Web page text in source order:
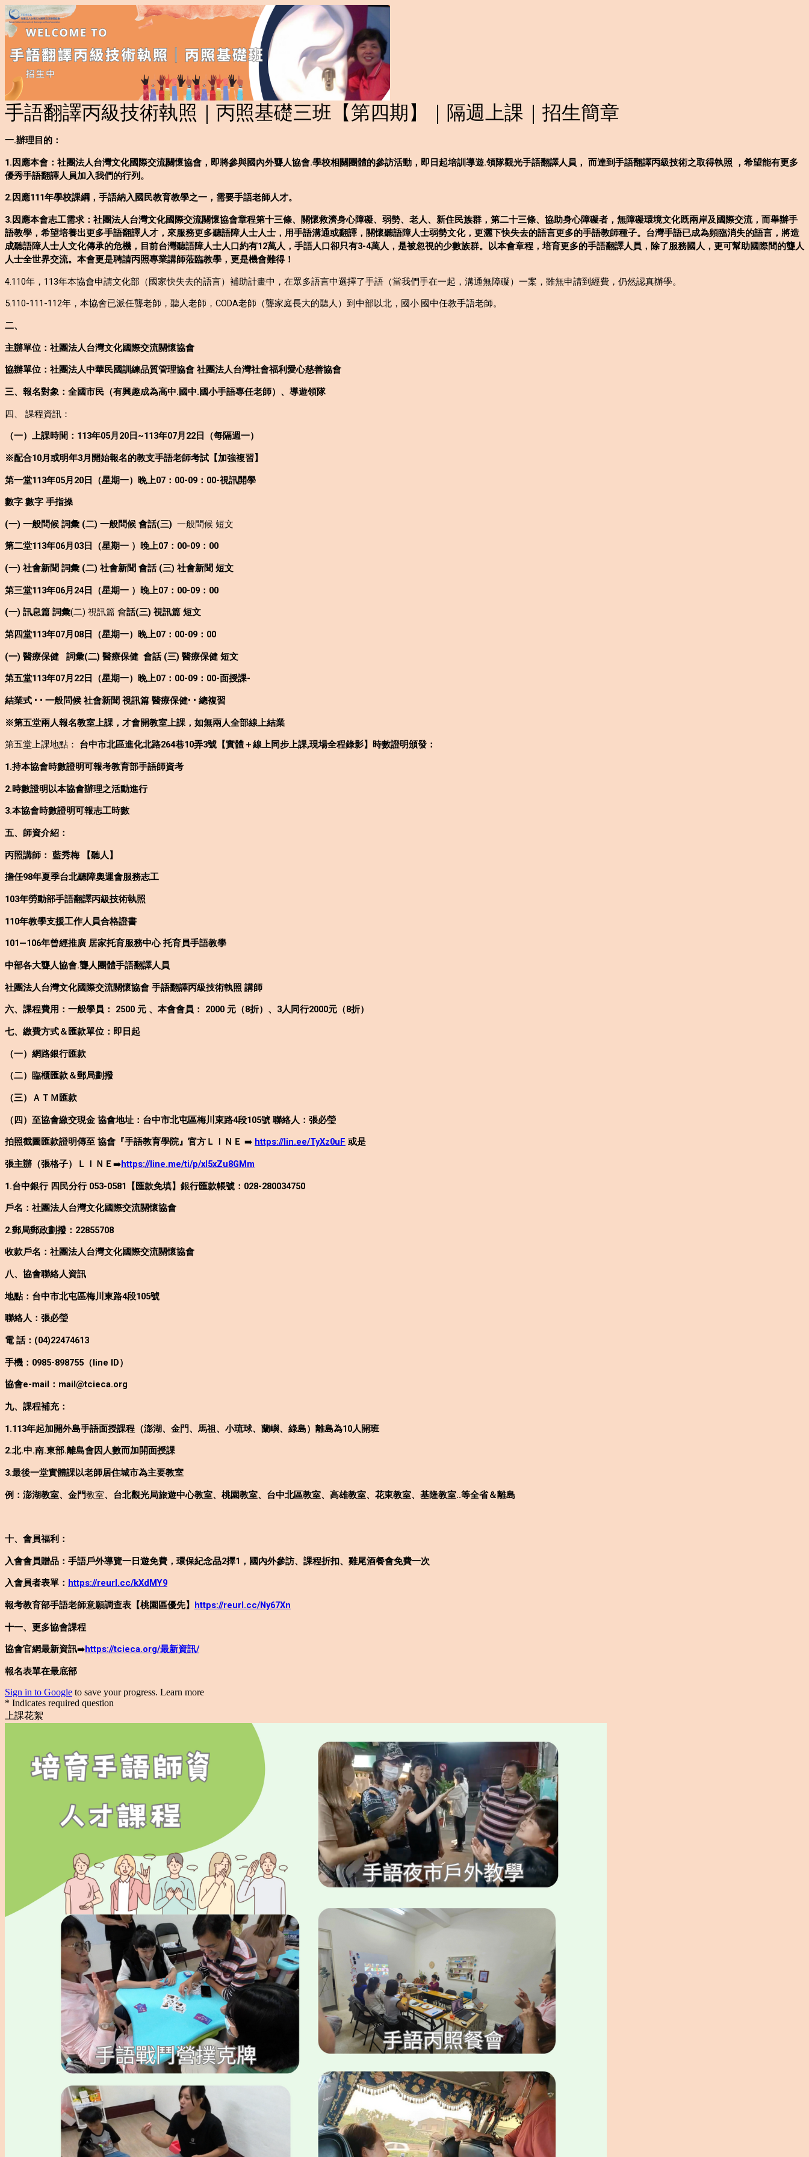
手語翻譯丙級技術執照｜丙照基礎三班【第四期】｜隔週上課｜招生簡章
一.辦理目的：
1.因應本會：社團法人台灣文化國際交流關懷協會，即將參與國內外聾人協會.學校相關團體的參訪活動，即日起培訓導遊.領隊觀光手語翻譯人員， 而達到手語翻譯丙級技術之取得執照 ，希望能有更多
優秀手語翻譯人員加入我們的行列。
2.因應111年學校課綱，手語納入國民教育教學之一，需要手語老師人才。
3.因應本會志工需求：社團法人台灣文化國際交流關懷協會章程第十三條、關懷救濟身心障礙、弱勢、老人、新住民族群，第二十三條、協助身心障礙者，無障礙環境文化既兩岸及國際交流，而舉辦手
語教學，希望培養出更多手語翻譯人才，來服務更多聽語障人士人士，用手語溝通或翻譯，關懷聽語障人士弱勢文化，更灑下快失去的語言更多的手語教師種子。台灣手語已成為頻臨消失的語言，將造
成聽語障人士人文化傳承的危機，目前台灣聽語障人士人口約有12萬人，手語人口卻只有3-4萬人，是被忽視的少數族群。以本會章程，培育更多的手語翻譯人員，除了服務國人，更可幫助國際間的聾人
人士全世界交流。本會更是聘請丙照專業講師蒞臨教學，更是機會難得！
4.110年，113年本協會申請文化部（國家快失去的語言）補助計畫中，在眾多語言中選擇了手語（當我們手在一起，溝通無障礙）一案，雖無申請到經費，仍然認真辦學。
5.110-111-112年，本協會已派任聾老師，聽人老師，CODA老師（聾家庭長大的聽人）到中部以北，國小.國中任教手語老師。
二、
主辦單位：社團法人台灣文化國際交流關懷協會
協辦單位：社團法人中華民國訓練品質管理協會 社團法人台灣社會福利愛心慈善協會
三、報名對象：全國市民（有興趣成為高中.國中.國小手語專任老師）、導遊領隊
四、 課程資訊：
（一）上課時間：113年05月20日~113年07月22日（每隔週一）
※配合10月或明年3月開始報名的教支手語老師考試【加強複習】
第一堂113年05月20日（星期一）晚上07：00-09：00-視訊開學
數字 數字 手指操
(一) 一般問候 詞彙 (二) 一般問候 會話(三) 一般問候 短文
第二堂113年06月03日（星期一 ）晚上07：00-09：00
(一) 社會新聞 詞彙 (二) 社會新聞 會話 (三) 社會新聞 短文
第三堂113年06月24日（星期一 ）晚上07：00-09：00
(一) 訊息篇 詞彙(二) 視訊篇 會話(三) 視訊篇 短文
第四堂113年07月08日（星期一）晚上07：00-09：00
(一) 醫療保健 詞彙(二) 醫療保健 會話 (三) 醫療保健 短文
第五堂113年07月22日（星期一）晚上07：00-09：00-面授課-
結業式 • • 一般問候 社會新聞 視訊篇 醫療保健• • 總複習
※第五堂兩人報名教室上課，才會開教室上課，如無兩人全部線上結業
第五堂上課地點： 台中市北區進化北路264巷10弄3號【實體＋線上同步上課,現場全程錄影】時數證明頒發：
1.持本協會時數證明可報考教育部手語師資考
2.時數證明以本協會辦理之活動進行
3.本協會時數證明可報志工時數
五、師資介紹：
丙照講師： 藍秀梅 【聽人】
擔任98年夏季台北聽障奧運會服務志工
103年勞動部手語翻譯丙級技術執照
110年教學支援工作人員合格證書
101—106年曾經推廣 居家托育服務中心 托育員手語教學
中部各大聾人協會.聾人團體手語翻譯人員
社團法人台灣文化國際交流關懷協會 手語翻譯丙級技術執照 講師
六、課程費用：一般學員： 2500 元 、本會會員： 2000 元（8折）、3人同行2000元（8折）
七、繳費方式＆匯款單位：即日起
（一）網路銀行匯款
（二）臨櫃匯款＆郵局劃撥
（三）ＡＴＭ匯款
（四）至協會繳交現金 協會地址：台中市北屯區梅川東路4段105號 聯絡人：張必瑩
拍照截圖匯款證明傳至 協會『手語教育學院』官方ＬＩＮＥ ➡️ https://lin.ee/TyXz0uF 或是
張主辦（張格子）ＬＩＮＥ➡️https://line.me/ti/p/xl5xZu8GMm
1.台中銀行 四民分行 053-0581【匯款免填】銀行匯款帳號：028-280034750
戶名：社團法人台灣文化國際交流關懷協會
2.郵局郵政劃撥：22855708
收款戶名：社團法人台灣文化國際交流關懷協會
八、協會聯絡人資訊
地點：台中市北屯區梅川東路4段105號
聯絡人：張必瑩
電 話：(04)22474613
手機：0985-898755（line ID）
協會e-mail：mail@tcieca.org
九、課程補充：
1.113年起加開外島手語面授課程（澎湖、金門、馬祖、小琉球、蘭嶼、綠島）離島為10人開班
2.北.中.南.東部.離島會因人數而加開面授課
3.最後一堂實體課以老師居住城市為主要教室
例：澎湖教室、金門教室、台北觀光局旅遊中心教室、桃園教室、台中北區教室、高雄教室、花東教室、基隆教室..等全省＆離島
十、會員福利：
入會會員贈品：手語戶外導覽一日遊免費，環保紀念品2擇1，國內外參訪、課程折扣、雞尾酒餐會免費一次
入會員者表單： https://reurl.cc/kXdMY9
報考教育部手語老師意願調查表【桃園區優先】 https://reurl.cc/Ny67Xn
十一、更多協會課程
協會官網最新資訊➡️https://tcieca.org/最新資訊/
報名表單在最底部
Sign in to Google to save your progress. Learn more
* Indicates required question
上課花絮